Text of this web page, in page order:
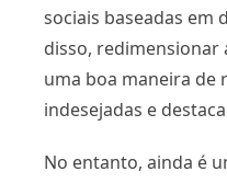
sociais baseadas em
disso, redimensionar
uma boa maneira de
indesejadas e
No entanto, ainda é